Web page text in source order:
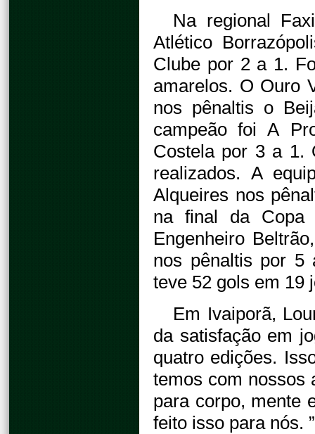
Na regional
Atlético
Clube por 2 a 1.
amarelos. O Ouro
nos pênaltis o
campeão foi A
Costela por 3 a 1.
realizados. A
Alqueires nos
na final da Copa
Engenheiro
nos pênaltis por 5
teve 52 gols em 19
Em Ivaiporã,
da satisfação em
quatro edições.
temos com nossos
para corpo, mente
feito isso para nós. ”